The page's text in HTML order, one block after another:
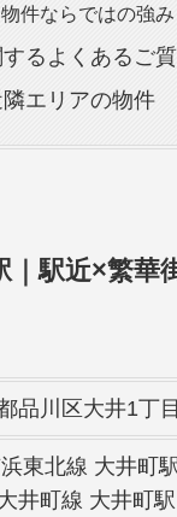
件ならではの強み
るよくあるご
エリアの物件
｜駅近×繁華
品川区大井1丁目
東北線 大井町
井町線 大井町